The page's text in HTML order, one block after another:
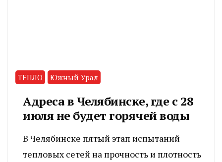
ТЕПЛО Южный Урал
Адреса в Челябинске, где с 28
июля не будет горячей воды
В Челябинске пятый этап испытаний
тепловых сетей на прочность и плотность